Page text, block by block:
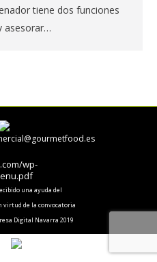
tiene dos funciones
asesorar…
wp-
una ayuda del
virtud de la convocatoria
Digital Navarra 2019